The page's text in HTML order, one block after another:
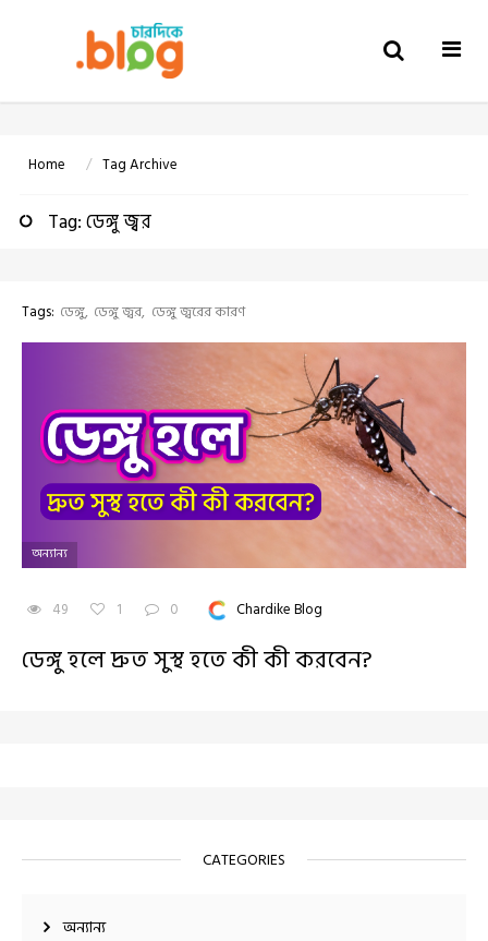
CATEGORIES
অন্যান্য
Home Tag Archive
Tag: ডেঙ্গু জ্বর
Tags: ডেঙ্গু ডেঙ্গু জ্বর ডেঙ্গু জ্বরের কারণ
অন্যান্য
49 1 0 Chardike Blog
ডেঙ্গু হলে দ্রুত সুস্থ হতে কী কী করবেন?